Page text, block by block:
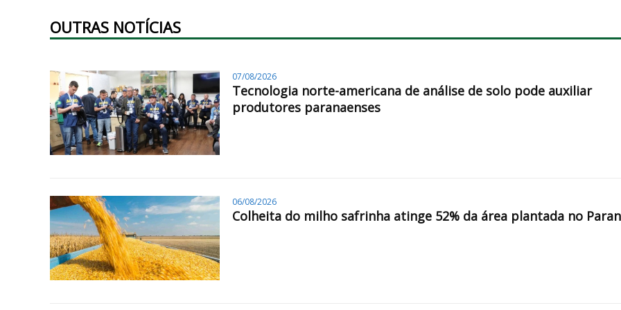
OUTRAS NOTÍCIAS
07/08/2026
Tecnologia norte-americana de análise de solo pode auxiliar
produtores paranaenses
06/08/2026
Colheita do milho safrinha atinge 52% da área plantada no